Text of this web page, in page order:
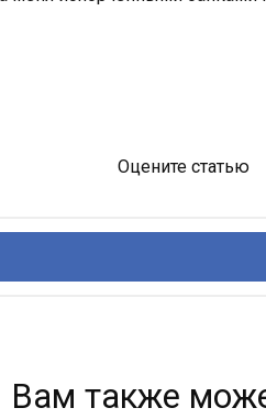
Оцените статью
Вам также